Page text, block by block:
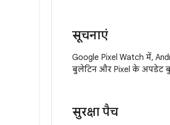
सूचनाएं
Google Pixel Watch में,
बुलेटिन और Pixel के अपडेट
सुरक्षा पैच